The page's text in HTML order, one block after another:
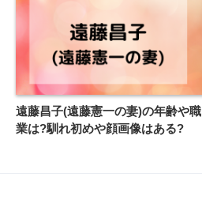
遠藤昌子(遠藤憲一の妻)の年齢や職
業は?馴れ初めや顔画像はある?